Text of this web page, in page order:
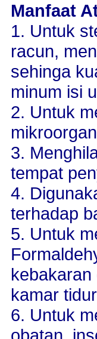
Manfaat
1. Untuk
racun,
sehinga
minum isi
2. Untuk
3.
tempat
4.
terhadap
5. Untuk
kamar
6. Untuk